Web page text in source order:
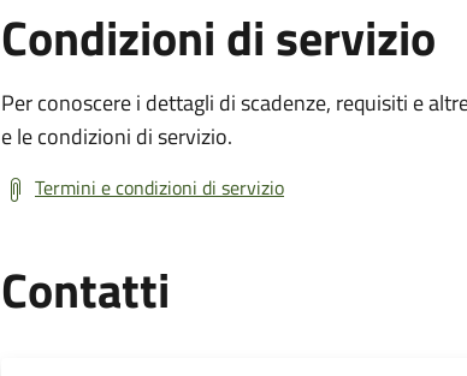
Condizioni di servizio
Per conoscere i dettagli di scadenze, requisiti e
e le condizioni di servizio.
Termini e condizioni di servizio
Contatti